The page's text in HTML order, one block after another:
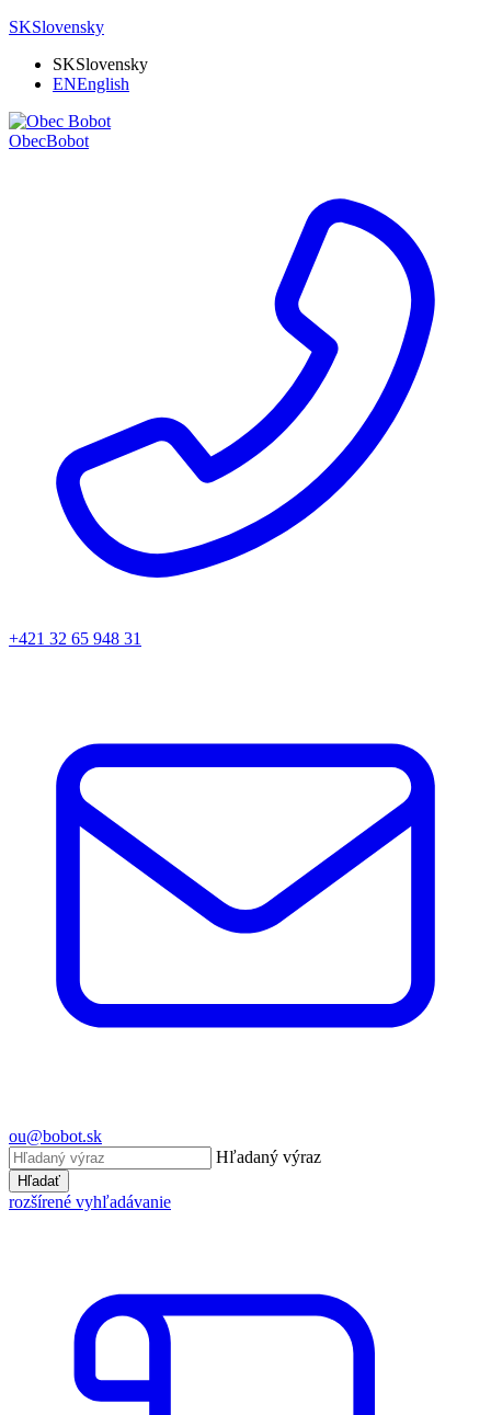
SKSlovensky
SKSlovensky
ENEnglish
ObecBobot
+421 32 65 948 31
ou@bobot.sk
Hľadaný výraz
Hľadať
rozšírené vyhľadávanie